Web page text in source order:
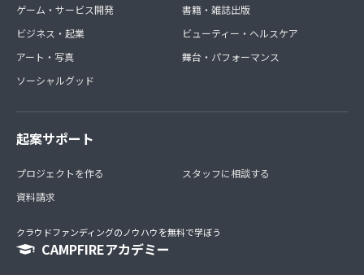
ゲーム・サービス開発
ビジネス・起業
アート・写真
ソーシャルグッド
書籍・雑誌出版
ビューティー・ヘルスケア
舞台・パフォーマンス
起案サポート
プロジェクトを作る
資料請求
スタッフに相談する
クラウドファンディングのノウハウを無料で学ぼう
CAMPFIREアカデミー